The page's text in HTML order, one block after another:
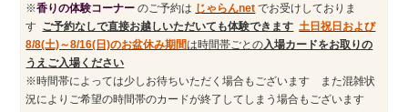
※香りの体験コーナー のご予約は じゃらんnet でお受けしておりま
す ご予約なしで直接お越しいただいても体験できます 土日祝日および
8/8(土)～8/16(日)のお盆休み期間は時間帯ごとの入場カードをお取りの
うえご入場ください
※時間帯によっては少しお待ちいただく場合もございます また混雑状
況によりご希望の時間帯のカードが終了してしまう場合もございます